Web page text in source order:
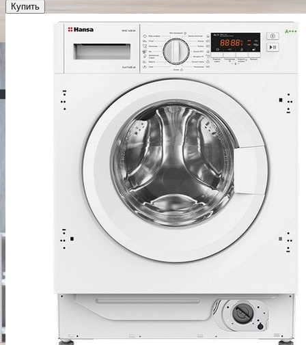
Купить